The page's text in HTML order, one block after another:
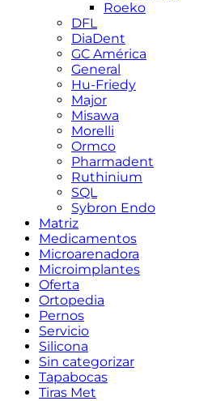
Roeko
DFL
DiaDent
GC América
General
Hu-Friedy
Major
Misawa
Morelli
Ormco
Pharmadent
Ruthinium
SQL
Sybron Endo
Matriz
Medicamentos
Microarenadora
Microimplantes
Oferta
Ortopedia
Pernos
Servicio
Silicona
Sin categorizar
Tapabocas
Tiras Met